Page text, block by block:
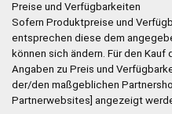
Preise und Verfügbarkeiten
Sofern Produktpreise und
entsprechen diese dem
können sich ändern. Für den
Angaben zu Preis und
der/den maßgeblichen
Partnerwebsites] angezeigt